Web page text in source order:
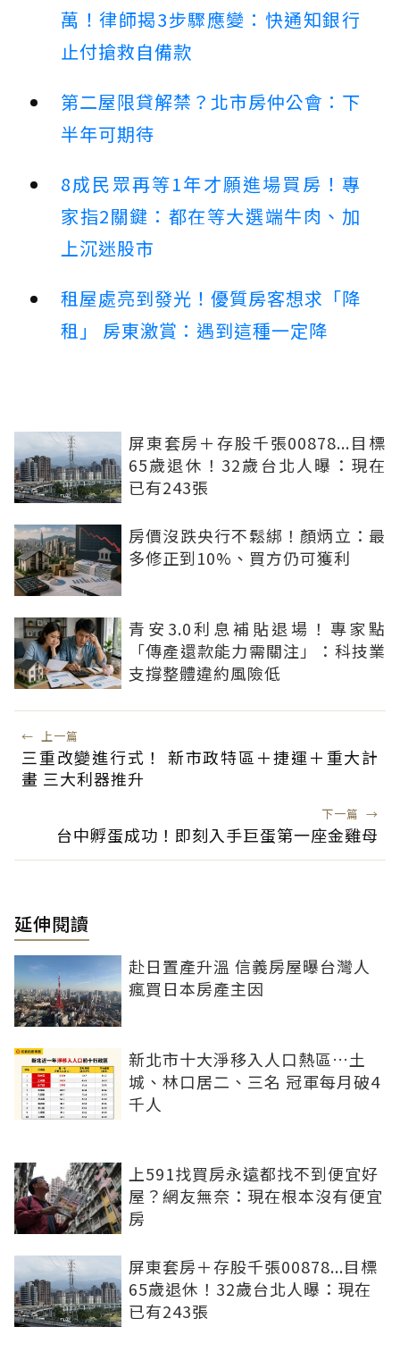
萬！律師揭3步驟應變：快通知銀行
止付搶救自備款
第二屋限貸解禁？北市房仲公會：下
半年可期待
8成民眾再等1年才願進場買房！專
家指2關鍵：都在等大選端牛肉、加
上沉迷股市
租屋處亮到發光！優質房客想求「降
租」 房東激賞：遇到這種一定降
屏東套房＋存股千張00878...目標
65歲退休！32歲台北人曝：現在
已有243張
房價沒跌央行不鬆綁！顏炳立：最
多修正到10%、買方仍可獲利
青安3.0利息補貼退場！專家點
「傳產還款能力需關注」：科技業
支撐整體違約風險低
← 上一篇
三重改變進行式！ 新市政特區＋捷運＋重大計
畫 三大利器推升
下一篇 →
台中孵蛋成功！即刻入手巨蛋第一座金雞母
延伸閱讀
赴日置產升溫 信義房屋曝台灣人
瘋買日本房產主因
新北市十大淨移入人口熱區…土
城、林口居二、三名 冠軍每月破4
千人
上591找買房永遠都找不到便宜好
屋？網友無奈：現在根本沒有便宜
房
屏東套房＋存股千張00878...目標
65歲退休！32歲台北人曝：現在
已有243張